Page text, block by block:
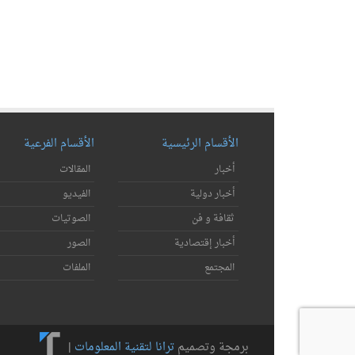
الأقسام الرئيسية
أخبار
أخبار دولية
ثقافة و فن
أخبار إقتصادية
المجتمع
الأقسام الفرعية
المقالات
الفيديو
الصوتيات
الصور
الملفات
برمجة وتصميمترانا لتقنية المعلومات |